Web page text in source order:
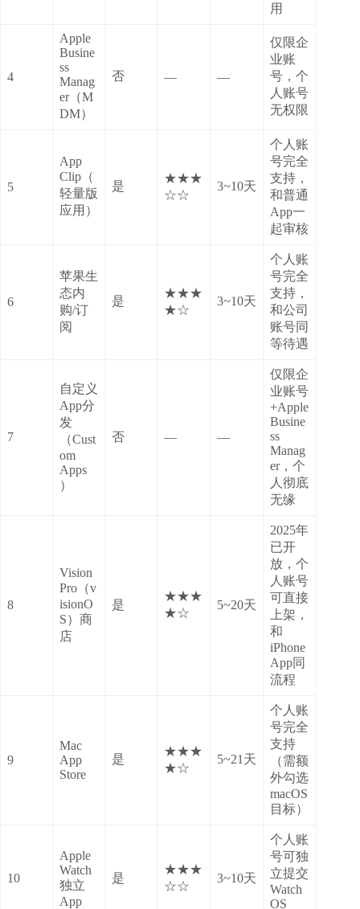
用
4
Apple
Busine
ss
Manag
er（M
DM）
否 — —
仅限企
业账
号，个
人账号
无权限
5
App
Clip（
轻量版
应用）
是
★★★
☆☆
3~10天
个人账
号完全
支持，
和普通
App一
起审核
6
苹果生
态内
购/订
阅
是
★★★
★☆
3~10天
个人账
号完全
支持，
和公司
账号同
等待遇
7
自定义
App分
发
（Cust
om
Apps
）
否 — —
仅限企
业账号
+Apple
Busine
ss
Manag
er，个
人彻底
无缘
8
Vision
Pro（v
isionO
S）商
店
是
★★★
★☆
5~20天
2025年
已开
放，个
人账号
可直接
上架，
和
iPhone
App同
流程
9
Mac
App
Store
是
★★★
★☆
5~21天
个人账
号完全
支持
（需额
外勾选
macOS
目标）
10
Apple
Watch
独立
App
是
★★★
☆☆
3~10天
个人账
号可独
立提交
Watch
OS